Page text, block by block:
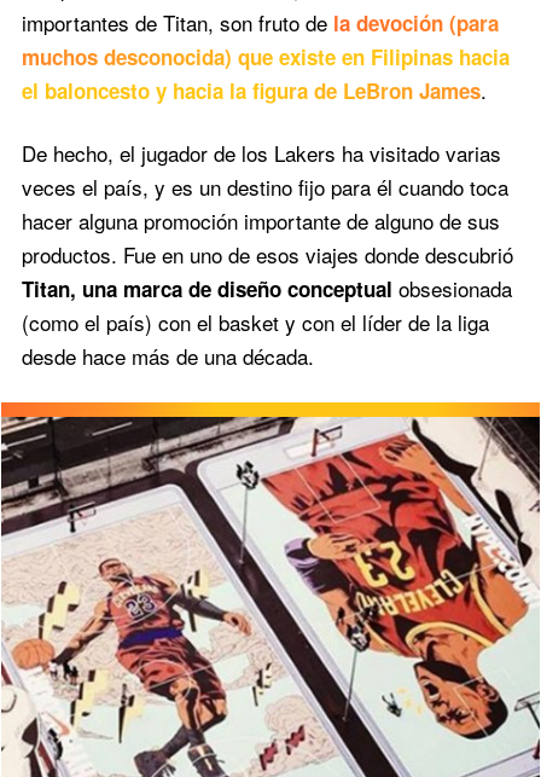
importantes de Titan, son fruto de la devoción (para
muchos desconocida) que existe en Filipinas hacia
el baloncesto y hacia la figura de LeBron James.
De hecho, el jugador de los Lakers ha visitado varias
veces el país, y es un destino fijo para él cuando toca
hacer alguna promoción importante de alguno de sus
productos. Fue en uno de esos viajes donde descubrió
Titan, una marca de diseño conceptual obsesionada
(como el país) con el basket y con el líder de la liga
desde hace más de una década.